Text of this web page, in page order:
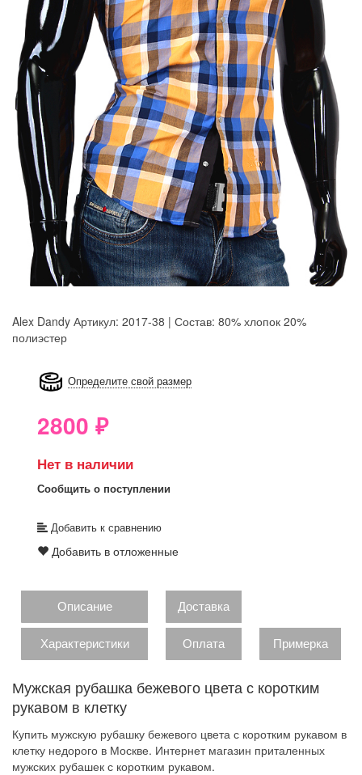
Alex Dandy Артикул: 2017-38 | Состав: 80% хлопок 20%
полиэстер
Определите свой размер
2800 ₽
Нет в наличии
Сообщить о поступлении
Добавить к сравнению
Добавить в отложенные
Описание Доставка
Характеристики Оплата Примерка
Мужская рубашка бежевого цвета с коротким
рукавом в клетку
Купить мужскую рубашку бежевого цвета с коротким рукавом в
клетку недорого в Москве. Интернет магазин приталенных
мужских рубашек с коротким рукавом.